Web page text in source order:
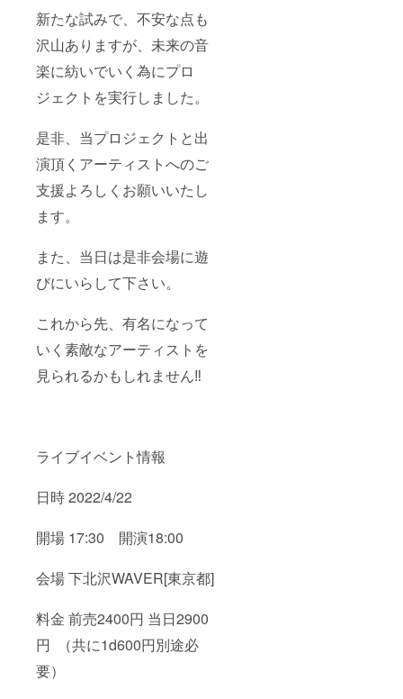
新たな試みで、不安な点も
沢山ありますが、未来の音
楽に紡いでいく為にプロ
ジェクトを実行しました。
是非、当プロジェクトと出
演頂くアーティストへのご
支援よろしくお願いいたし
ます。
また、当日は是非会場に遊
びにいらして下さい。
これから先、有名になって
いく素敵なアーティストを
見られるかもしれません‼︎
ライブイベント情報
日時 2022/4/22
開場 17:30 開演18:00
会場 下北沢WAVER[東京都]
料金 前売2400円 当日2900
円 （共に1d600円別途必
要）